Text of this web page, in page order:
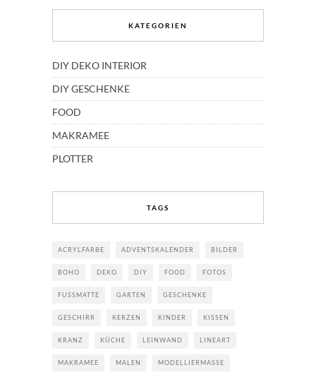
KATEGORIEN
DIY DEKO INTERIOR
DIY GESCHENKE
FOOD
MAKRAMEE
PLOTTER
TAGS
ACRYLFARBE ADVENTSKALENDER BILDER
BOHO DEKO DIY FOOD FOTOS
FUSSMATTE GARTEN GESCHENKE
GESCHIRR KERZEN KINDER KISSEN
KRANZ KÜCHE LEINWAND LINEART
MAKRAMEE MALEN MODELLIERMASSE